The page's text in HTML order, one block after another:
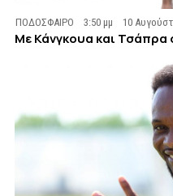
ΠΟΔΟΣΦΑΙΡΟ 3:50 μμ 10
Με Κάνγκουα και Τσάπρα